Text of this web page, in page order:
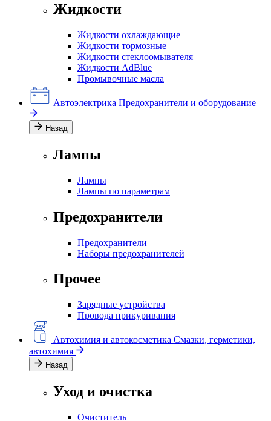
Жидкости
Жидкости охлаждающие
Жидкости тормозные
Жидкости стеклоомывателя
Жидкости AdBlue
Промывочные масла
Автоэлектрика Предохранители и оборудование
Назад
Лампы
Лампы
Лампы по параметрам
Предохранители
Предохранители
Наборы предохранителей
Прочее
Зарядные устройства
Провода прикуривания
Автохимия и автокосметика Смазки, герметики,
автохимия
Назад
Уход и очистка
Очиститель